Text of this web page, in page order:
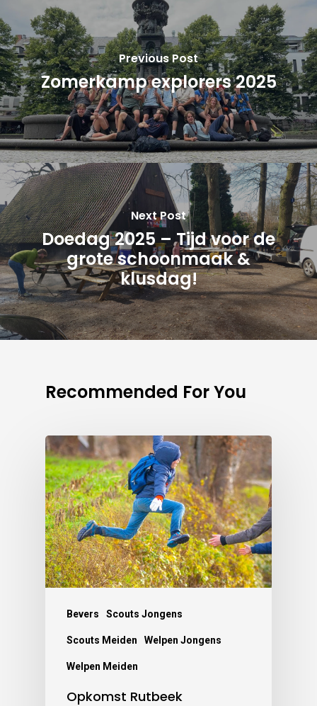
Previous Post
Zomerkamp explorers 2025
Next Post
Doedag 2025 – Tijd voor de
grote schoonmaak &
klusdag!
Recommended For You
Bevers Scouts Jongens
Scouts Meiden Welpen Jongens
Welpen Meiden
Opkomst Rutbeek